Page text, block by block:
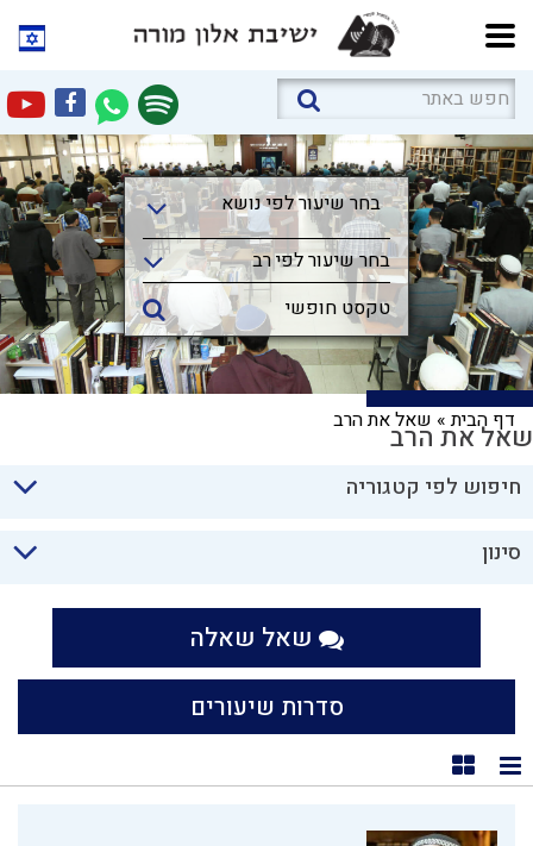
בחר שיעור לפי נושא
בחר שיעור לפי נושא
בחר שיעור לפי רב
דף הבית» שאל את הרבשאל את הרב
חיפוש לפי קטגוריה
סינון
שאל שאלה
סדרות שיעורים
תצוגת רשימה
תצוגת קוביות